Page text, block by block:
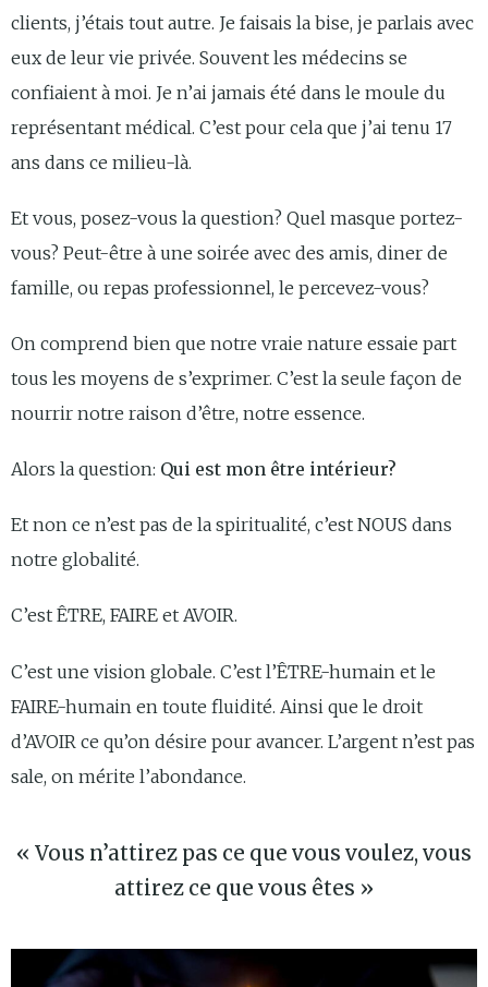
clients, j’étais tout autre. Je faisais la bise, je parlais avec
eux de leur vie privée. Souvent les médecins se
confiaient à moi. Je n’ai jamais été dans le moule du
représentant médical. C’est pour cela que j’ai tenu 17
ans dans ce milieu-là.
Et vous, posez-vous la question? Quel masque portez-
vous? Peut-être à une soirée avec des amis, diner de
famille, ou repas professionnel, le percevez-vous?
On comprend bien que notre vraie nature essaie part
tous les moyens de s’exprimer. C’est la seule façon de
nourrir notre raison d’être, notre essence.
Alors la question: Qui est mon être intérieur?
Et non ce n’est pas de la spiritualité, c’est NOUS dans
notre globalité.
C’est ÊTRE, FAIRE et AVOIR.
C’est une vision globale. C’est l’ÊTRE-humain et le
FAIRE-humain en toute fluidité. Ainsi que le droit
d’AVOIR ce qu’on désire pour avancer. L’argent n’est pas
sale, on mérite l’abondance.
« Vous n’attirez pas ce que vous voulez, vous
attirez ce que vous êtes »